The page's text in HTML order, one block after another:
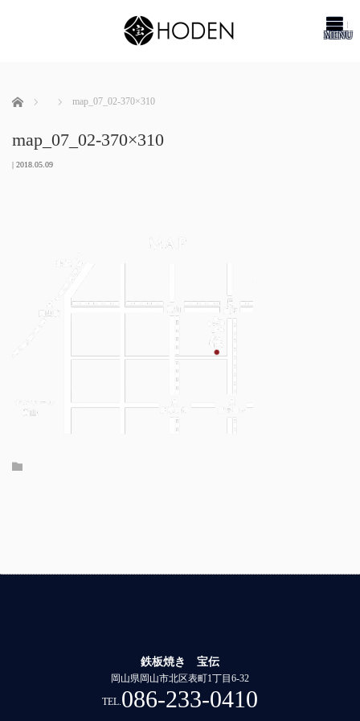
ホーム map_07_02-370×310
map_07_02-370×310
| 2018.05.09
鉄板焼き 宝伝
岡山県岡山市北区表町1丁目6-32
TEL.086-233-0410